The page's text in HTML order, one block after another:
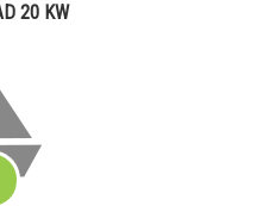
20 KW